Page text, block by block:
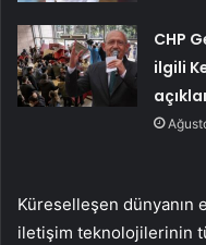
CHP
ilgili
Küreselleşen dünyanın
iletişim teknolojilerinin